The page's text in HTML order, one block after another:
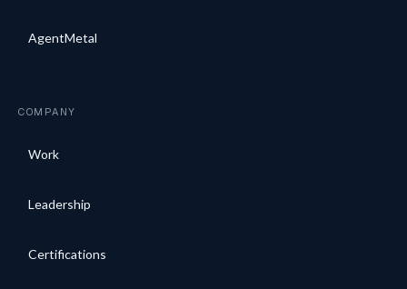
AgentMetal
COMPANY
Work
Leadership
Certifications